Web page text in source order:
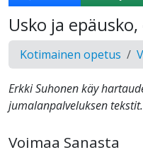
Usko ja
Kotimainen opetus
Erkki Suhonen käy
jumalanpalveluksen tekstit.
Voimaa Sanasta